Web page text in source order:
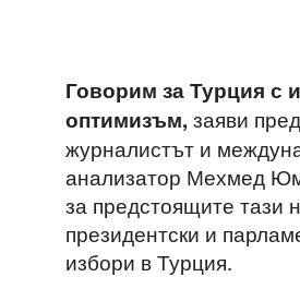
Говорим за Турция с
оптимизъм, заяви
журналистът и
анализатор Мехмед
за предстоящите тази
президентски и
избори в Турция.